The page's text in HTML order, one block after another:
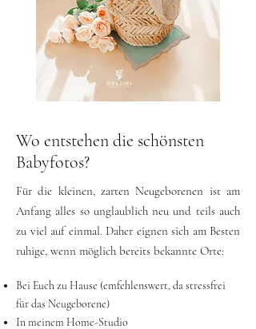
Wo entstehen die schönsten
Babyfotos?
Für die kleinen, zarten Neugeborenen ist am
Anfang alles so unglaublich neu und teils auch
zu viel auf einmal. Daher eignen sich am Besten
ruhige, wenn möglich bereits bekannte Orte:
Bei Euch zu Hause (emfehlenswert, da stressfrei
für das Neugeborene)
In meinem Home-Studio